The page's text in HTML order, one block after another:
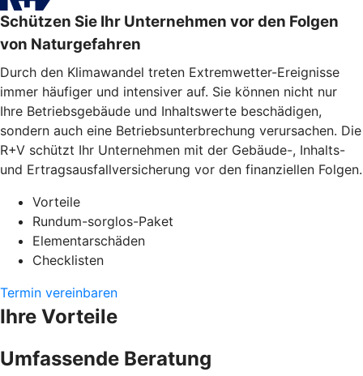
Schützen Sie Ihr Unternehmen vor den Folgen
von Naturgefahren
Durch den Klimawandel treten Extremwetter-Ereignisse
immer häufiger und intensiver auf. Sie können nicht nur
Ihre Betriebsgebäude und Inhaltswerte beschädigen,
sondern auch eine Betriebsunterbrechung verursachen. Die
R+V schützt Ihr Unternehmen mit der Gebäude-, Inhalts-
und Ertragsausfallversicherung vor den finanziellen Folgen.
Vorteile
Rundum-sorglos-Paket
Elementarschäden
Checklisten
Termin vereinbaren
Ihre Vorteile
Umfassende Beratung